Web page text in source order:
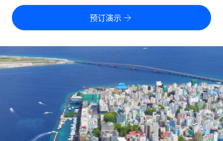
零实体成本实现全球扩张
全球合同工入职与管理
PEO
外包复杂雇佣任务
美国各州浏览器
Remote 无惧对比
初创企业
为成长型企业量身打造的全球敏捷型人力资源与薪资解决方案
工具与计算器
误分类风险计算工具
员工成本计算器
计算任何国家的员工总成本
合同工薪酬结算计算器
探索全球合同工的结算货币选项与结算速度
通过 REMOTE 学习
定价
中文（简体）
English
Nederlands 登录
预订演示